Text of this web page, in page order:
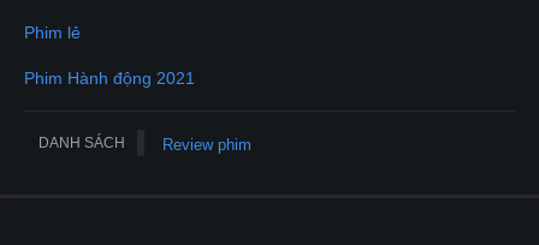
Phim lẻ
Phim Hành động 2021
DANH SÁCH Review phim